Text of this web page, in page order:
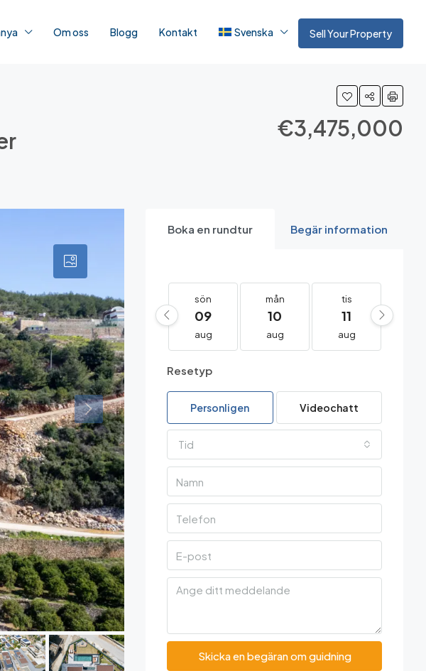
Om oss Blogg Kontakt Svenska Sell Your Property
€3,475,000
Boka en rundtur Begär information
sön
09
aug
mån
10
aug
tis
11
aug
Resetyp
Personligen Videochatt
Tid
Skicka en begäran om guidning